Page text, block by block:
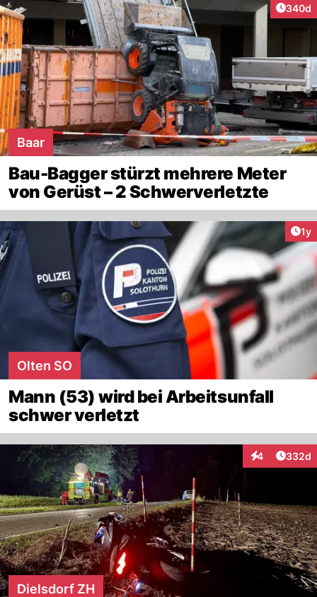
340d
Baar
Bau-Bagger stürzt mehrere Meter
von Gerüst – 2 Schwerverletzte
1y
Olten SO
Mann (53) wird bei Arbeitsunfall
schwer verletzt
4
Interaktionen
332d
Dielsdorf ZH